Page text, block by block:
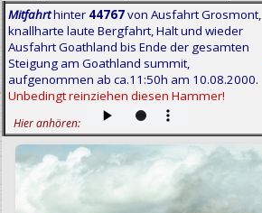
Mitfahrthinter 44767von Ausfahrt Grosmont,
knallharte laute Bergfahrt, Halt und wieder
Ausfahrt Goathland bis Ende der gesamten
Steigung am Goathland summit,
aufgenommen ab ca.11:50h am 10.08.2000.
Unbedingt reinziehen diesen Hammer!
Hier anhören: